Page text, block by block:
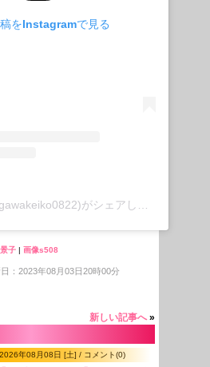
をInstagramで見る
子 | 画像s508
：2023年08月03日20時00分
新しい記事へ»
2026年08月08日 [土] / コメント(0)